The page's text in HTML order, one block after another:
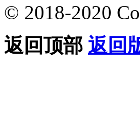
© 2018-2020
返回顶部 返回